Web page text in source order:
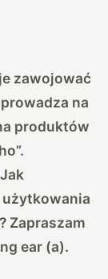
zawojować
na
produktów
Zapraszam
ear (a).